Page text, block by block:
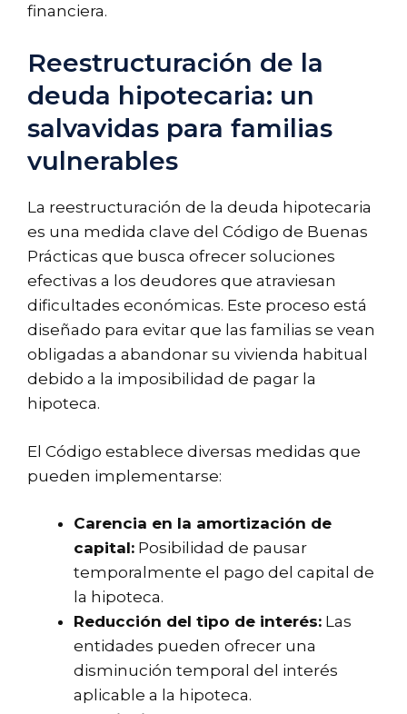
financiera.
Reestructuración de la
deuda hipotecaria: un
salvavidas para familias
vulnerables
La reestructuración de la deuda hipotecaria
es una medida clave del Código de Buenas
Prácticas que busca ofrecer soluciones
efectivas a los deudores que atraviesan
dificultades económicas. Este proceso está
diseñado para evitar que las familias se vean
obligadas a abandonar su vivienda habitual
debido a la imposibilidad de pagar la
hipoteca.
El Código establece diversas medidas que
pueden implementarse:
Carencia en la amortización de
capital: Posibilidad de pausar
temporalmente el pago del capital de
la hipoteca.
Reducción del tipo de interés: Las
entidades pueden ofrecer una
disminución temporal del interés
aplicable a la hipoteca.